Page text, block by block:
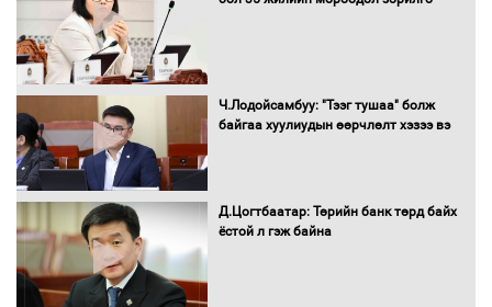
Н.Номтойбаяр: Аймгуудад тулгамдаж
С.Бямбацогт Зүүн Азийн
Ч.Лодойсамбуу: "Тээг тушаа" болж
байгаа хуулиудын өөрчлөлт хэзээ вэ
Д.Цогтбаатар: Төрийн банк төрд байх
ёстой л гэж байна